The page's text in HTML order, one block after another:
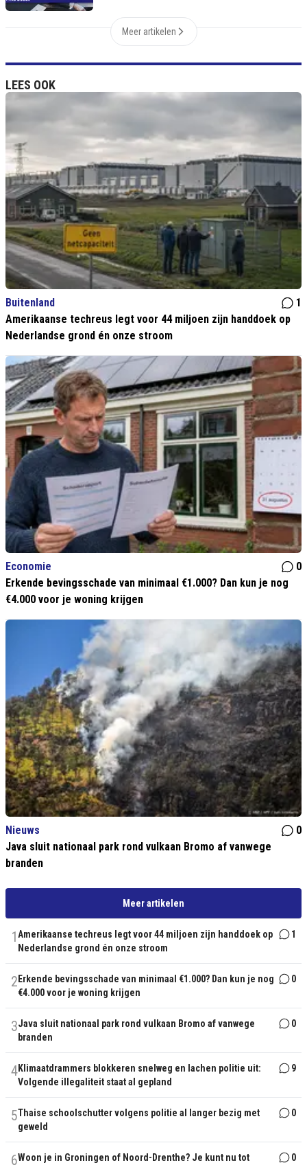
Meer artikelen
LEES OOK
Buitenland
1
Amerikaanse techreus legt voor 44 miljoen zijn handdoek op
Nederlandse grond én onze stroom
Economie
0
Erkende bevingsschade van minimaal €1.000? Dan kun je nog
€4.000 voor je woning krijgen
Nieuws
0
Java sluit nationaal park rond vulkaan Bromo af vanwege
branden
Meer artikelen
1Amerikaanse techreus legt voor 44 miljoen zijn handdoek op
Nederlandse grond én onze stroom
1
2 Erkende bevingsschade van minimaal €1.000? Dan kun je nog
€4.000 voor je woning krijgen
0
3Java sluit nationaal park rond vulkaan Bromo af vanwege
branden
0
4Klimaatdrammers blokkeren snelweg en lachen politie uit:
Volgende illegaliteit staat al gepland
9
5Thaise schoolschutter volgens politie al langer bezig met
geweld
0
6Woon je in Groningen of Noord-Drenthe? Je kunt nu tot 0